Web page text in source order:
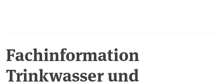
Fachinformation
Trinkwasser und